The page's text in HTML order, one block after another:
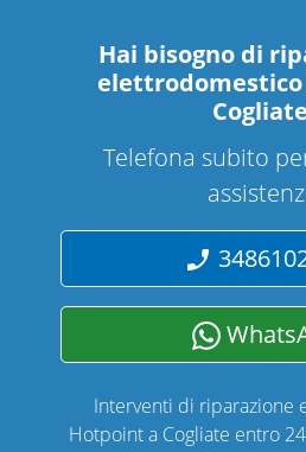
Hai bisogno di
Cogliate
Telefona subito
Interventi di riparazione
Hotpoint a Cogliate entro